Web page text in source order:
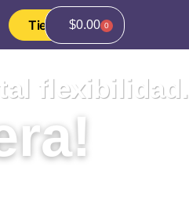
Tienda
$0.00 0
flexibilidad.